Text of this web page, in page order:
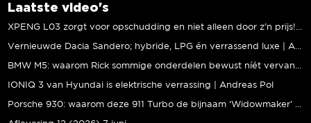
Laatste video's
IONIQ 3 van Hyundai is elektrische verrassing | Andreas Pol